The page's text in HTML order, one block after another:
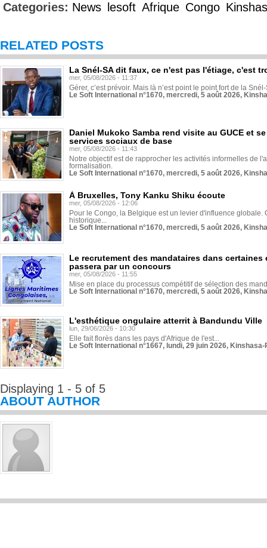
Categories: News lesoft Afrique Congo
RELATED POSTS
La Snél-SA dit faux, ce n'est pas l'étiage, c'est
mer, 05/08/2026 - 11:37
Gérer, c’est prévoir. Mais là n’est point le point fort de la
Le Soft International n°1670, mercredi, 5 août 2026,
Daniel Mukoko Samba rend visite au GUCE et
services sociaux de base
mer, 05/08/2026 - 11:43
Notre objectif est de rapprocher les activités informelles de
formalisation.
Le Soft International n°1670, mercredi, 5 août 2026,
À Bruxelles, Tony Kanku Shiku écoute
mer, 05/08/2026 - 12:06
Pour le Congo, la Belgique est un levier d'influence globale.
historique...
Le Soft International n°1670, mercredi, 5 août 2026,
Le recrutement des mandataires dans
passera par un concours
mer, 05/08/2026 - 11:55
Mise en place du processus compétitif de sélection des
Le Soft International n°1670, mercredi, 5 août 2026,
L'esthétique ongulaire atterrit à Bandundu Ville
lun, 29/06/2026 - 10:30
Elle fait florès dans les pays d'Afrique de l'est...
Le Soft International n°1667, lundi, 29 juin 2026,
Displaying 1 - 5 of 5
ABOUT AUTHOR